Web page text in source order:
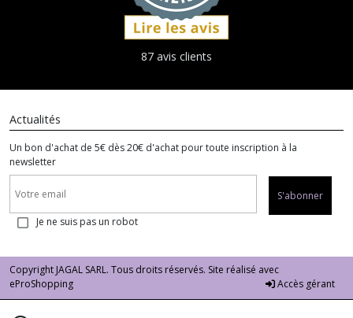
87 avis clients
Actualités
Un bon d'achat de 5€ dès 20€ d'achat pour toute inscription à la
newsletter
S'abonner
Je ne suis pas un robot
Copyright JAGAL SARL. Tous droits réservés. Site réalisé avec
eProShopping
Accès gérant